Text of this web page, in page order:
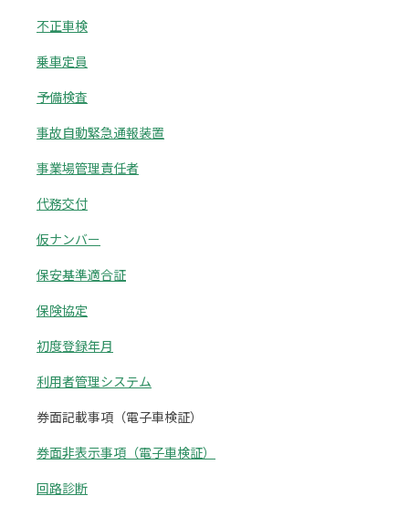
不正車検
乗車定員
予備検査
事故自動緊急通報装置
事業場管理責任者
代務交付
仮ナンバー
保安基準適合証
保険協定
初度登録年月
利用者管理システム
券面記載事項（電子車検証）
券面非表示事項（電子車検証）
回路診断